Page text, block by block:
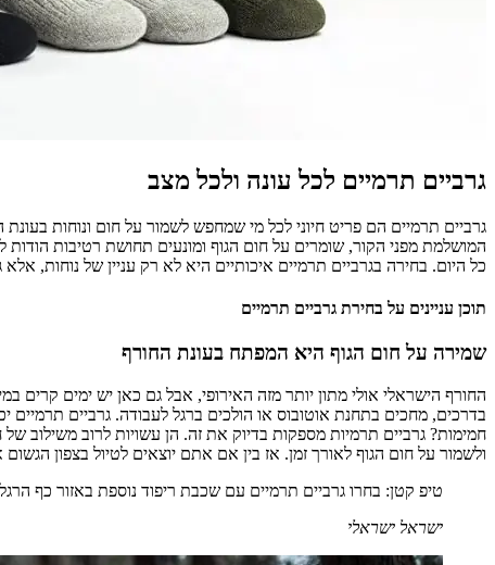
גרביים תרמיים לכל עונה ולכל מצב
גרביים תרמיים הם פריט חיוני לכל מי שמחפש לשמור על חום ונוחות
המושלמת מפני הקור, שומרים על חום הגוף ומונעים תחושת רטיבות
כל היום. בחירה בגרביים תרמיים איכותיים היא לא רק עניין של
תוכן עניינים על בחירת גרביים תרמיים
שמירה על חום הגוף היא המפתח בעונת החורף
החורף הישראלי אולי מתון יותר מזה האירופי, אבל גם כאן יש ימים
בדרכים, מחכים בתחנת אוטובוס או הולכים ברגל לעבודה. גרביים תרמיים
חמימות? גרביים תרמיות מספקות בדיוק את זה. הן עשויות לרוב משילוב
ולשמור על חום הגוף לאורך זמן. אז בין אם אתם יוצאים לטיול בצפון
טיפ קטן: בחרו גרביים תרמיים עם שכבת ריפוד נוספת באזור כף
ישראל ישראלי